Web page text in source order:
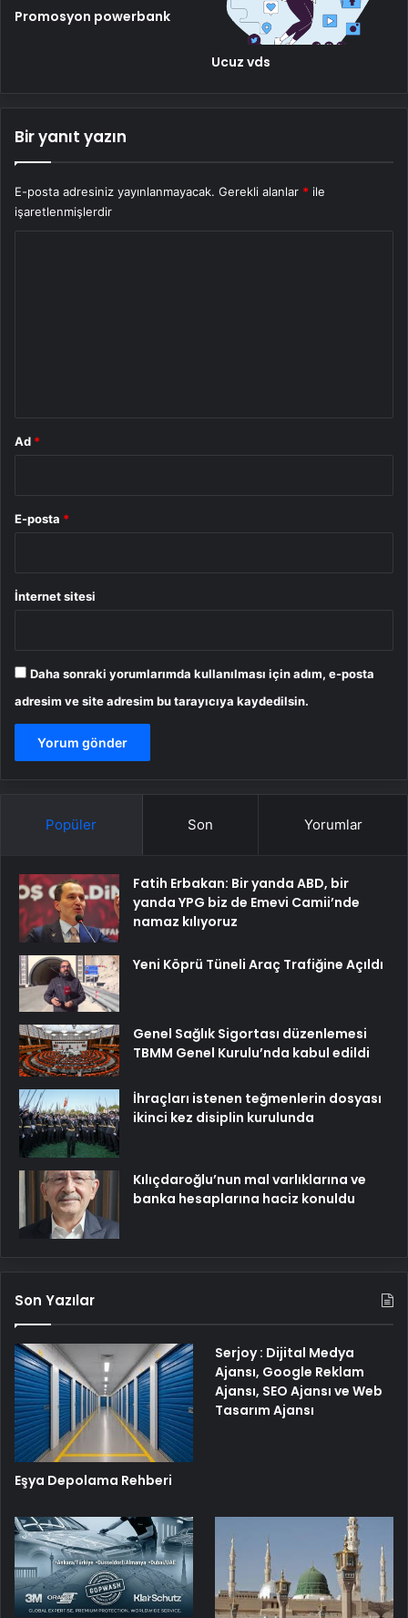
Promosyon powerbank
Ucuz vds
Bir yanıt yazın
E-posta adresiniz yayınlanmayacak. Gerekli alanlar * ile
işaretlenmişlerdir
Ad *
E-posta *
İnternet sitesi
Daha sonraki yorumlarımda kullanılması için adım, e-posta
adresim ve site adresim bu tarayıcıya kaydedilsin.
Popüler Son Yorumlar
Fatih Erbakan: Bir yanda ABD, bir
yanda YPG biz de Emevi Camii’nde
namaz kılıyoruz
Yeni Köprü Tüneli Araç Trafiğine Açıldı
Genel Sağlık Sigortası düzenlemesi
TBMM Genel Kurulu’nda kabul edildi
İhraçları istenen teğmenlerin dosyası
ikinci kez disiplin kurulunda
Kılıçdaroğlu’nun mal varlıklarına ve
banka hesaplarına haciz konuldu
Son Yazılar
Eşya Depolama Rehberi
Serjoy : Dijital Medya
Ajansı, Google Reklam
Ajansı, SEO Ajansı ve Web
Tasarım Ajansı